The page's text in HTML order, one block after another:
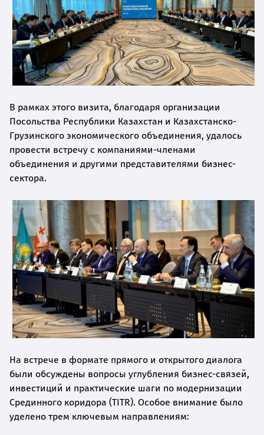
В рамках этого визита, благодаря организации
Посольства Республики Казахстан и Казахстанско-
Грузинского экономического объединения, удалось
провести встречу с компаниями-членами
объединения и другими представителями бизнес-
сектора.
На встрече в формате прямого и открытого диалога
были обсуждены вопросы углубления бизнес-связей,
инвестиций и практические шаги по модернизации
Срединного коридора (TITR). Особое внимание было
уделено трем ключевым направлениям: